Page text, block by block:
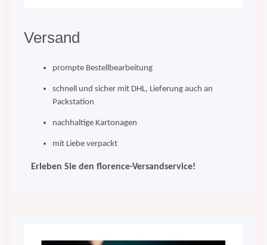
Versand
prompte Bestellbearbeitung
schnell und sicher mit DHL, Lieferung auch an
Packstation
nachhaltige Kartonagen
mit Liebe verpackt
Erleben Sie den florence-Versandservice!